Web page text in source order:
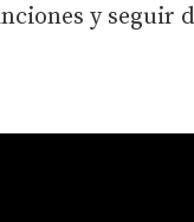
y seguir